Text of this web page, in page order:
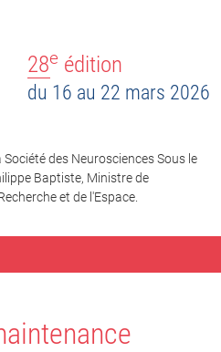
28e édition
du 16 au 22 mars 2026
des Neurosciences Sous le
Baptiste, Ministre de
et de l'Espace.